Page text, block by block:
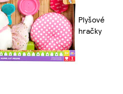
Plyšové
hračky